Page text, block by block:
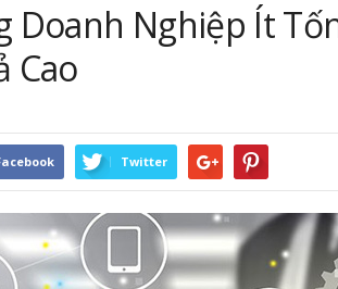
Doanh Nghiệp Ít
Cao
Twitter